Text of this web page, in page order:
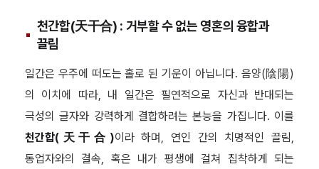
천간합(天干合) : 거부할 수 없는 영혼의 융합과
끌림
일간은 우주에 떠도는 홀로 된 기운이 아닙니다. 음양(陰陽)
의 이치에 따라, 내 일간은 필연적으로 자신과 반대되는
극성의 글자와 강력하게 결합하려는 본능을 가집니다. 이를
천간합(天干合)이라 하며, 연인 간의 치명적인 끌림,
동업자와의 결속, 혹은 내가 평생에 걸쳐 집착하게 되는